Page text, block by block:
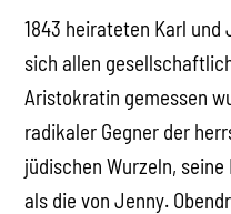
1843 heirateten Karl
sich allen
Aristokratin gemessen
radikaler Gegner der
jüdischen Wurzeln,
als die von Jenny.